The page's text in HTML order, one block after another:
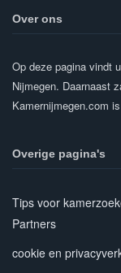
Over ons
Op deze pagina vindt
Nijmegen. Daarnaast
Kamernijmegen.com
Overige pagina's
Tips voor
Partners
cookie en